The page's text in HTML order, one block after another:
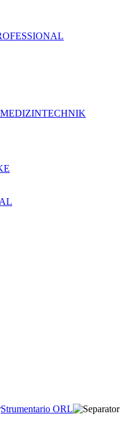
Strumentario ORL